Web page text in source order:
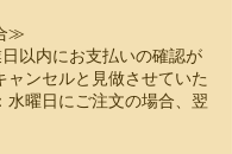
≫
以内にお支払いの確認が
ャンセルと見做させていた
水曜日にご注文の場合、翌